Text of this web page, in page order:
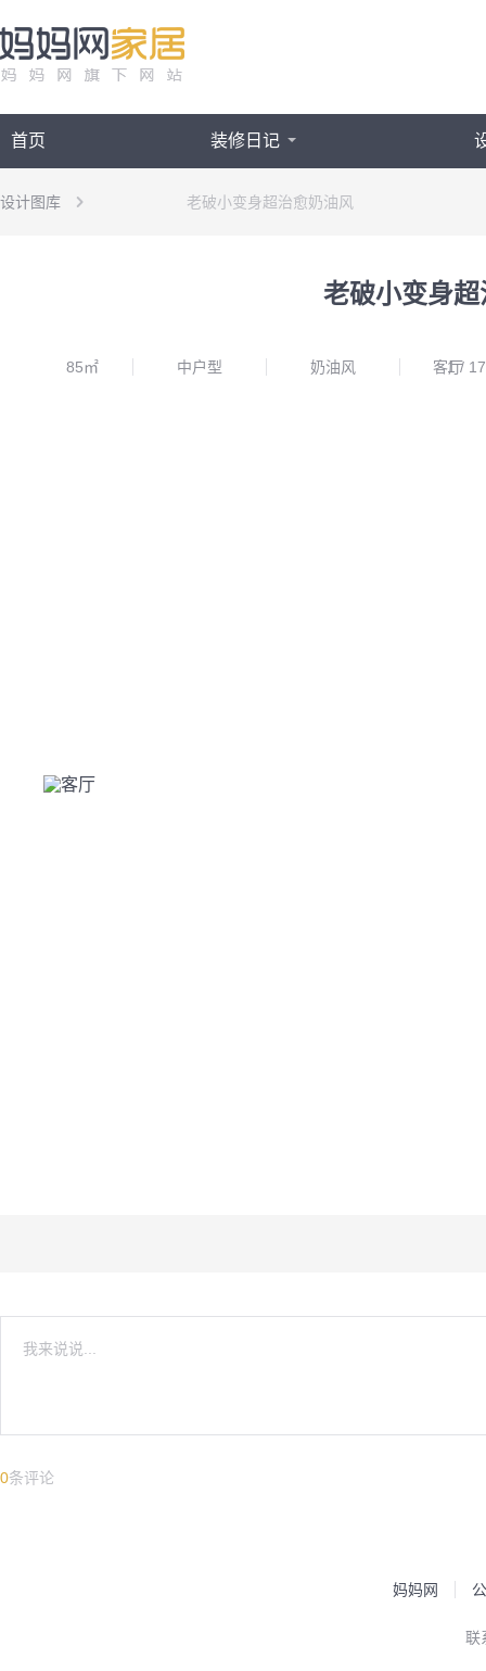
首页 装修日记
设计图库 老破小变身超治愈奶油风
老破小变身
85㎡ 中户型 奶油风 客厅
1/ 17
0条评论
妈妈网
联